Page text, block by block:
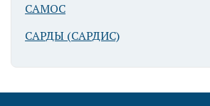
САМОС
САРДЫ (САРДИС)